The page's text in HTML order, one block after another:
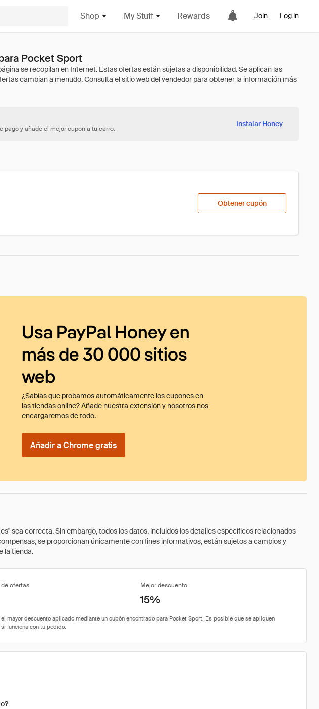
Shop My Stuff Rewards Join Log in
Pocket Sport
pago y añade el mejor cupón a tu carro.
Instalar Honey
Obtener cupón
Usa PayPal Honey en
más de 30 000 sitios
web
¿Sabías que probamos automáticamente los cupones en
las tiendas online? Añade nuestra extensión y nosotros nos
encargaremos de todo.
Añadir a Chrome gratis
sea correcta. Sin embargo, todos los datos, incluidos los detalles específicos relacionados
se proporcionan únicamente con fines informativos, están sujetos a cambios y
la tienda.
ofertas Mejor descuento
15%